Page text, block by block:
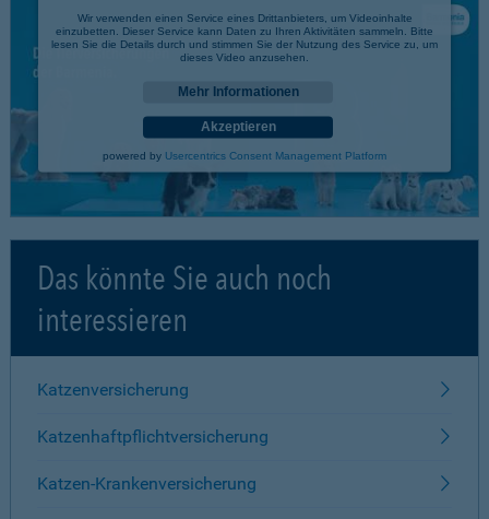
Wir verwenden einen Service eines Drittanbieters, um Videoinhalte
einzubetten. Dieser Service kann Daten zu Ihren Aktivitäten sammeln. Bitte
lesen Sie die Details durch und stimmen Sie der Nutzung des Service zu, um
dieses Video anzusehen.
Mehr Informationen
Akzeptieren
powered by Usercentrics Consent Management Platform
Das könnte Sie auch noch
interessieren
Katzenversicherung
Katzenhaftpflichtversicherung
Katzen-Krankenversicherung